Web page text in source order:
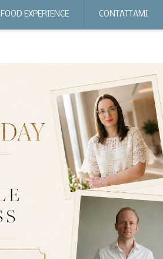
FOOD EXPERIENCE CONTATTAMI